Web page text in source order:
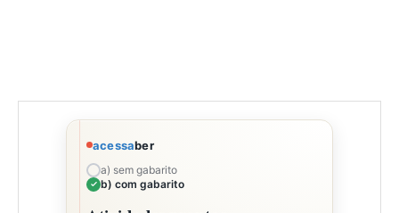
acessaber
a) sem gabarito
b) com gabarito